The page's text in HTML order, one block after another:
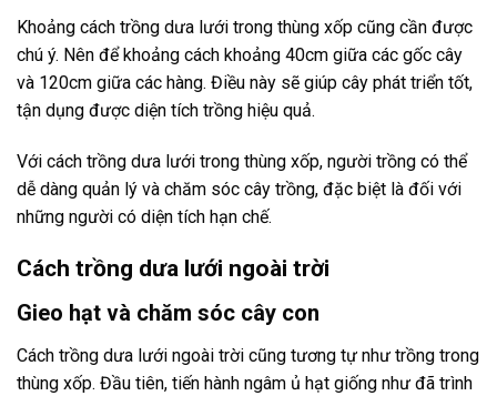
Khoảng cách trồng dưa lưới trong thùng xốp cũng cần được
chú ý. Nên để khoảng cách khoảng 40cm giữa các gốc cây
và 120cm giữa các hàng. Điều này sẽ giúp cây phát triển tốt,
tận dụng được diện tích trồng hiệu quả.
Với cách trồng dưa lưới trong thùng xốp, người trồng có thể
dễ dàng quản lý và chăm sóc cây trồng, đặc biệt là đối với
những người có diện tích hạn chế.
Cách trồng dưa lưới ngoài trời
Gieo hạt và chăm sóc cây con
Cách trồng dưa lưới ngoài trời cũng tương tự như trồng trong
thùng xốp. Đầu tiên, tiến hành ngâm ủ hạt giống như đã trình